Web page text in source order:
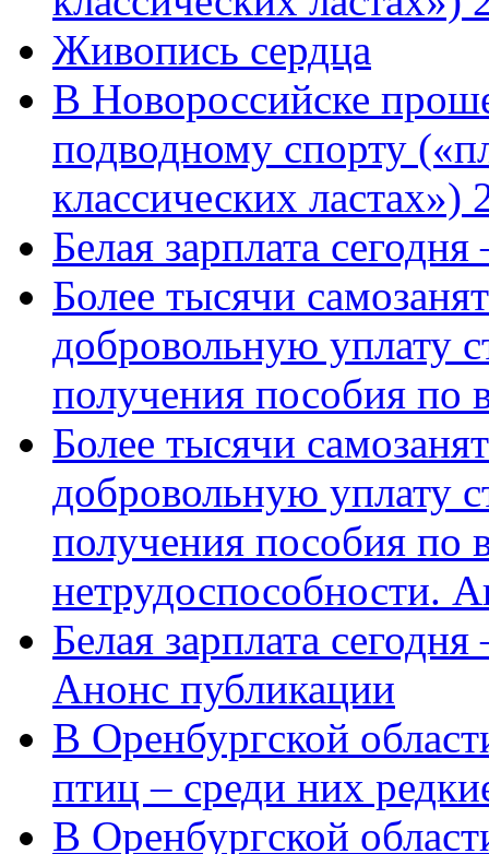
Живопись сердца
В Новороссийске
подводному спорту
классических ластах»)
Белая зарплата
Более тысячи
добровольную уплату
получения пособия по
Более тысячи
добровольную уплату
получения пособия по
нетрудоспособности.
Белая зарплата
Анонс публикации
В Оренбургской
птиц – среди них
В Оренбургской